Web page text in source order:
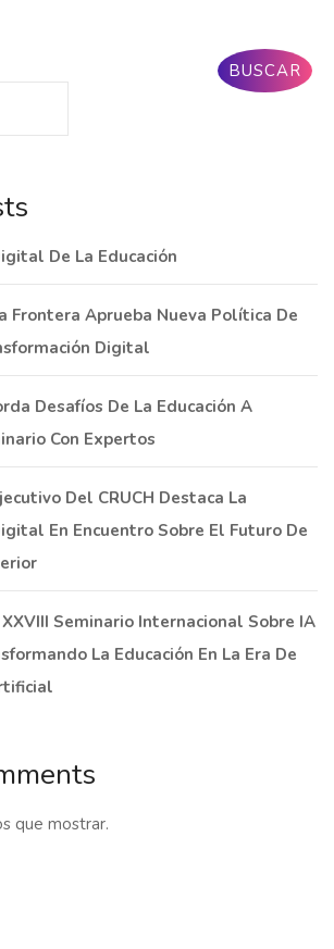
BUSCAR
De La Educación
Frontera Aprueba Nueva Política De
Digital
Desafíos De La Educación A
Con Expertos
Del CRUCH Destaca La
En Encuentro Sobre El Futuro De
Seminario Internacional Sobre IA
La Educación En La Era De
que mostrar.